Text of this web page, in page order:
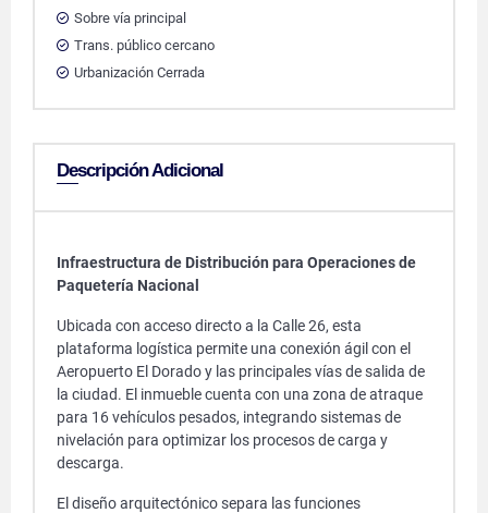
Sobre vía principal
Trans. público cercano
Urbanización Cerrada
Descripción Adicional
Infraestructura de Distribución para Operaciones de
Paquetería Nacional
Ubicada con acceso directo a la Calle 26, esta
plataforma logística permite una conexión ágil con el
Aeropuerto El Dorado y las principales vías de salida de
la ciudad. El inmueble cuenta con una zona de atraque
para 16 vehículos pesados, integrando sistemas de
nivelación para optimizar los procesos de carga y
descarga.
El diseño arquitectónico separa las funciones